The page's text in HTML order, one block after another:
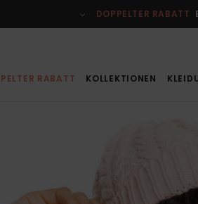
DOPPELTER RABATT
RABATT KOLLEKTIONEN